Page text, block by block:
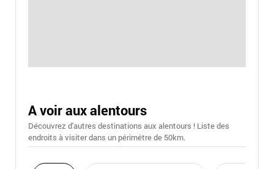
A voir aux alentours
Découvrez d'autres destinations aux alentours ! Liste des
endroits à visiter dans un périmétre de 50km.